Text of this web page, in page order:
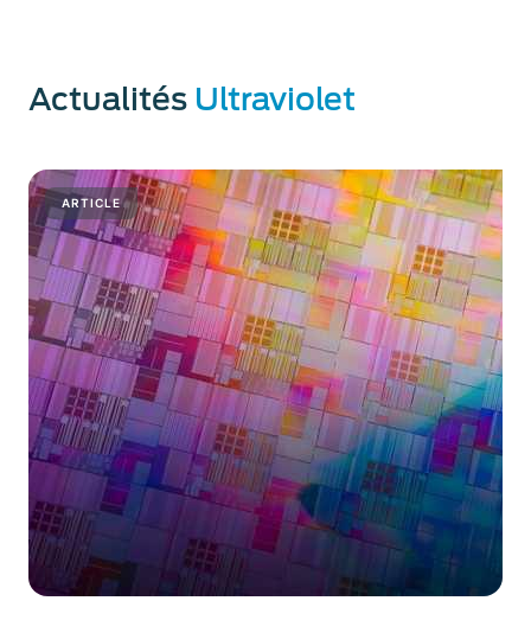
Actualités Ultraviolet
ARTICLE